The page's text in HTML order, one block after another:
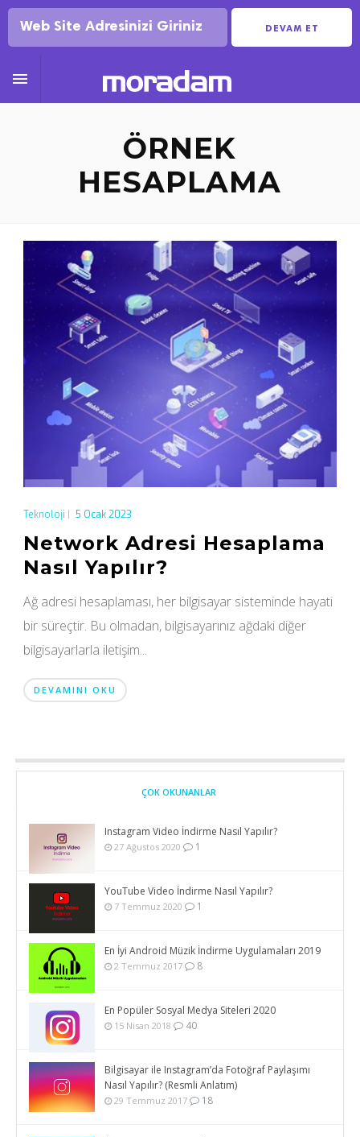
DEVAM ET

ÖRNEK
HESAPLAMA
Teknoloji 5 Ocak 2023
Network Adresi Hesaplama
Nasıl Yapılır?
Ağ adresi hesaplaması, her bilgisayar sisteminde hayati
bir süreçtir. Bu olmadan, bilgisayarınız ağdaki diğer
bilgisayarlarla iletişim...
DEVAMINI OKU
ÇOK OKUNANLAR
Instagram Video İndirme Nasıl Yapılır?
27 Ağustos 2020 1
YouTube Video İndirme Nasıl Yapılır?
7 Temmuz 2020 1
En İyi Android Müzik İndirme Uygulamaları 2019
2 Temmuz 2017 8
En Popüler Sosyal Medya Siteleri 2020
15 Nisan 2018 40
Bilgisayar ile Instagram’da Fotoğraf Paylaşımı
Nasıl Yapılır? (Resmli Anlatım)
29 Temmuz 2017 18